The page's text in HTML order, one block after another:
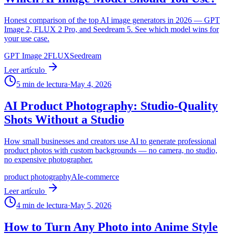
Honest comparison of the top AI image generators in 2026 — GPT
Image 2, FLUX 2 Pro, and Seedream 5. See which model wins for
your use case.
GPT Image 2FLUXSeedream
Leer artículo
5 min de lectura·May 4, 2026
AI Product Photography: Studio-Quality
Shots Without a Studio
How small businesses and creators use AI to generate professional
product photos with custom backgrounds — no camera, no studio,
no expensive photographer.
product photographyAIe-commerce
Leer artículo
4 min de lectura·May 5, 2026
How to Turn Any Photo into Anime Style